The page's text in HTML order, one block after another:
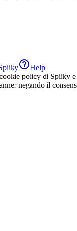
Help
policy di Spiiky
negando il